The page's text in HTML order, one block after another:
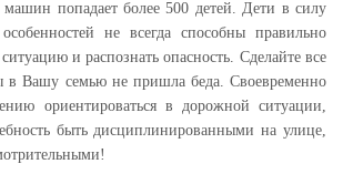
машин попадает более 500 детей. Дети в силу
не всегда способны правильно
и распознать опасность. Сделайте все
в Вашу семью не пришла беда. Своевременно
ориентироваться в дорожной ситуации,
быть дисциплинированными на улице,